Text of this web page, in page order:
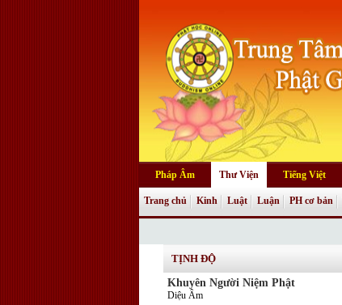
Pháp Âm Thư Viện Tiếng Việt
Trang chủ Kinh Luật Luận PH cơ bản
TỊNH ĐỘ
Khuyên Người Niệm Phật
Diệu Âm